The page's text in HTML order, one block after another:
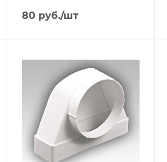
80 руб./шт
Отправим
07.08.2026
В наличии в пункте
самовывоза